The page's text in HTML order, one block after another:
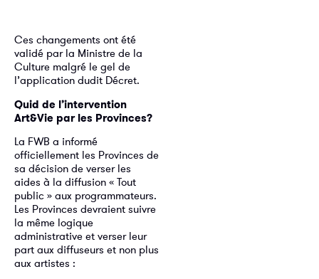
Ces changements ont été
validé par la Ministre de la
Culture malgré le gel de
l’application dudit Décret.
Quid de l’intervention
Art&Vie par les Provinces?
La FWB a informé
officiellement les Provinces de
sa décision de verser les
aides à la diffusion « Tout
public » aux programmateurs.
Les Provinces devraient suivre
la même logique
administrative et verser leur
part aux diffuseurs et non plus
aux artistes :